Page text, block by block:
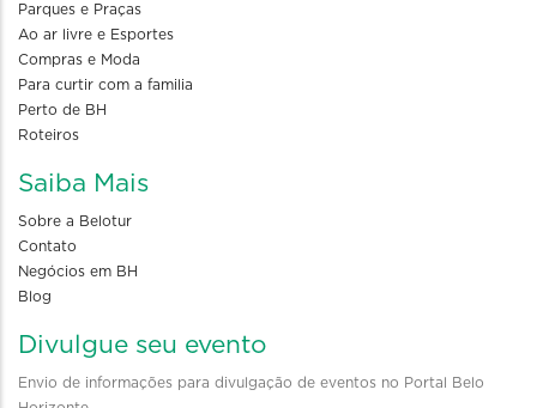
Parques e Praças
Ao ar livre e Esportes
Compras e Moda
Para curtir com a familia
Perto de BH
Roteiros
Saiba Mais
Sobre a Belotur
Contato
Negócios em BH
Blog
Divulgue seu evento
Envio de informações para divulgação de eventos no Portal Belo